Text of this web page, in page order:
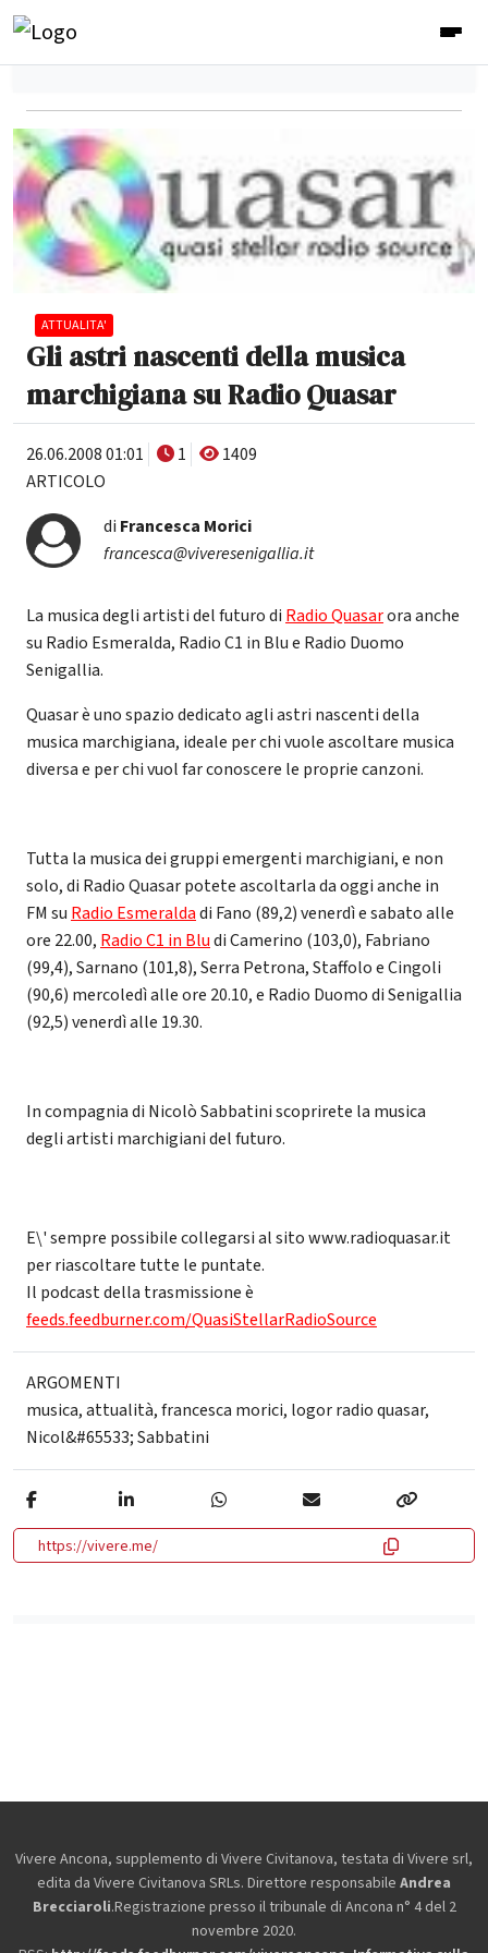
ATTUALITA'
Gli astri nascenti della musica
marchigiana su Radio Quasar
26.06.2008 01:01 1
1409
ARTICOLO
di Francesca Morici
francesca@viveresenigallia.it
La musica degli artisti del futuro di Radio Quasarora anche
su Radio Esmeralda, Radio C1 in Blu e Radio Duomo
Senigallia.
Quasar è uno spazio dedicato agli astri nascenti della
musica marchigiana, ideale per chi vuole ascoltare musica
diversa e per chi vuol far conoscere le proprie canzoni.
Tutta la musica dei gruppi emergenti marchigiani, e non
solo, di Radio Quasar potete ascoltarla da oggi anche in
FM su Radio Esmeraldadi Fano (89,2) venerdì e sabato alle
ore 22.00, Radio C1 in Bludi Camerino (103,0), Fabriano
(99,4), Sarnano (101,8), Serra Petrona, Staffolo e Cingoli
(90,6) mercoledì alle ore 20.10, e Radio Duomo di Senigallia
(92,5) venerdì alle 19.30.
In compagnia di Nicolò Sabbatini scoprirete la musica
degli artisti marchigiani del futuro.
E\' sempre possibile collegarsi al sito www.radioquasar.it
per riascoltare tutte le puntate.
Il podcast della trasmissione è
feeds.feedburner.com/QuasiStellarRadioSource
ARGOMENTI
musica,attualità,francesca morici, logor radio quasar,
Nicol&#65533; Sabbatini
https://vivere.me/
Vivere Ancona, supplemento di Vivere Civitanova, testata di Vivere srl,
edita da Vivere Civitanova SRLs. Direttore responsabile Andrea
Brecciaroli.Registrazione presso il tribunale di Ancona n° 4 del 2
novembre 2020.